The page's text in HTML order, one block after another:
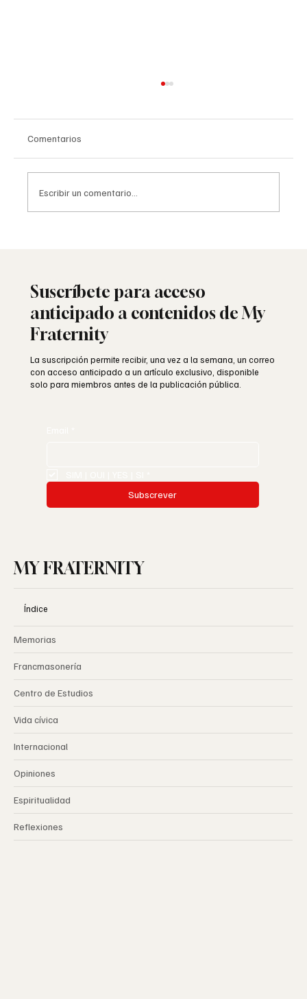
Comentarios
Escribir un comentario...
Suscríbete para acceso
anticipado a contenidos de My
Fraternity
La suscripción permite recibir, una vez a la semana, un correo
con acceso anticipado a un artículo exclusivo, disponible
solo para miembros antes de la publicación pública.
Subscrever
MY FRATERNITY
Índice
Memorias
Francmasonería
Centro de Estudios
Vida cívica
Internacional
Opiniones
Espiritualidad
Reflexiones